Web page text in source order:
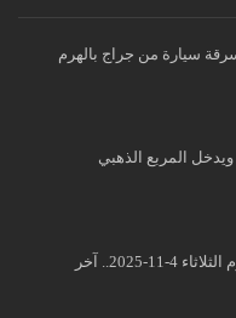
سيارة من جراج بالهرم
المربع الذهبي
أسعار العملات الأجنبية اليوم الثلاثاء 4-11-2025.. آخر